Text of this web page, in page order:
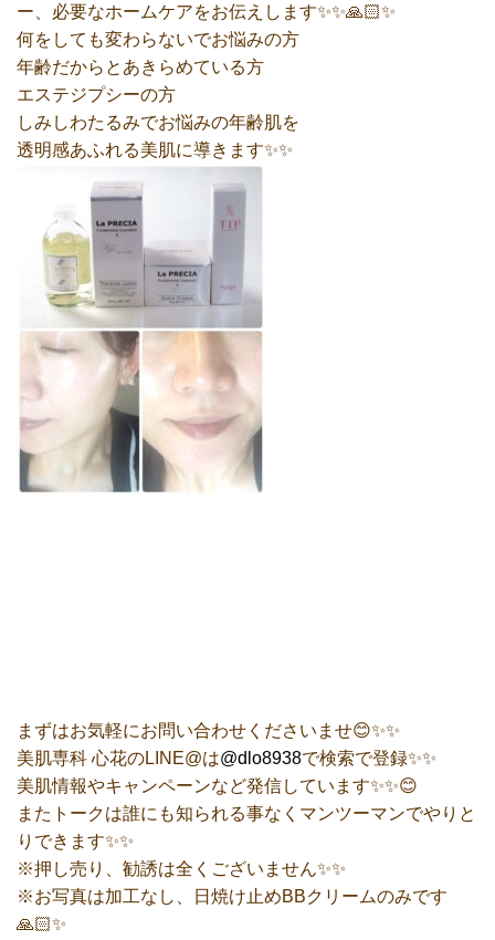
ー、必要なホームケアをお伝えします✨✨🙏🏻✨
何をしても変わらないでお悩みの方
年齢だからとあきらめている方
エステジプシーの方
しみしわたるみでお悩みの年齢肌を
透明感あふれる美肌に導きます✨✨
まずはお気軽にお問い合わせくださいませ😊✨✨
美肌専科 心花のLINE@は@dlo8938で検索で登録✨✨
美肌情報やキャンペーンなど発信しています✨✨😊
またトークは誰にも知られる事なくマンツーマンでやりと
りできます✨✨
※押し売り、勧誘は全くございません✨✨
※お写真は加工なし、日焼け止めBBクリームのみです
🙏🏻✨